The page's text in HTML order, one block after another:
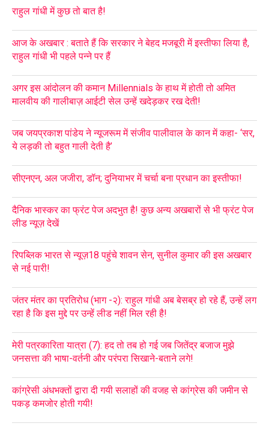
राहुल गांधी में कुछ तो बात है!
आज के अखबार : बताते हैं कि सरकार ने बेहद मजबूरी में इस्तीफा लिया है,
राहुल गांधी भी पहले पन्ने पर हैं
अगर इस आंदोलन की कमान Millennials के हाथ में होती तो अमित
मालवीय की गालीबाज़ आईटी सेल उन्हें खदेड़कर रख देती!
जब जयप्रकाश पांडेय ने न्यूजरूम में संजीव पालीवाल के कान में कहा- ‘सर,
ये लड़की तो बहुत गाली देती है’
सीएनएन, अल जजीरा, डॉन; दुनियाभर में चर्चा बना प्रधान का इस्तीफा!
दैनिक भास्कर का फ्रंट पेज अदभुत है! कुछ अन्य अखबारों से भी फ्रंट पेज
लीड न्यूज़ देखें
रिपब्लिक भारत से न्यूज़18 पहुंचे शावन सेन, सुनील कुमार की इस अखबार
से नई पारी!
जंतर मंतर का प्रतिरोध (भाग -२): राहुल गांधी अब बेसब्र हो रहे हैं, उन्हें लग
रहा है कि इस मुद्दे पर उन्हें लीड नहीं मिल रही है!
मेरी पत्रकारिता यात्रा (7): हद तो तब हो गई जब जितेंद्र बजाज मुझे
जनसत्ता की भाषा-वर्तनी और परंपरा सिखाने-बताने लगे!
कांग्रेसी अंधभक्तों द्वारा दी गयी सलाहों की वजह से कांग्रेस की जमीन से
पकड़ कमजोर होती गयी!